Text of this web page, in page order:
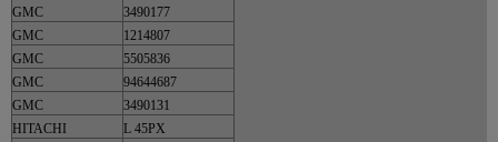
GMC
3490177
GMC
1214807
GMC
5505836
GMC
94644687
GMC
3490131
HITACHI
L 45PX